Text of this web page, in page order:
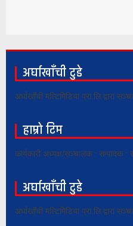
अर्घाखाँची टुडे
अर्घाखाँची मल्टिमिडिया प्रा.लि
हाम्रो टिम
कार्यकारी अध्यक्ष/सञ्चालक : सम्पादक
अर्घाखाँची टुडे
अर्घाखाँची मल्टिमिडिया प्रा.लि